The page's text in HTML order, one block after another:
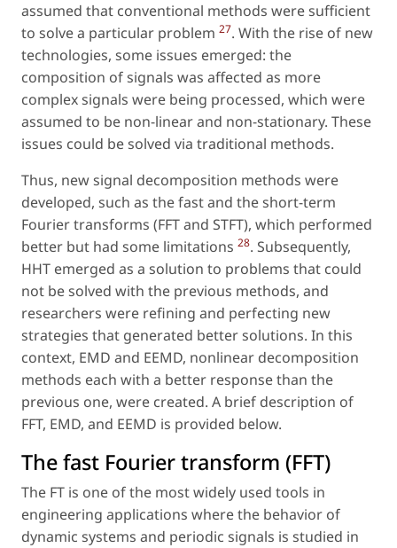
assumed that conventional methods were sufficient
to solve a particular problem 27. With the rise of new
technologies, some issues emerged: the
composition of signals was affected as more
complex signals were being processed, which were
assumed to be non-linear and non-stationary. These
issues could be solved via traditional methods.
Thus, new signal decomposition methods were
developed, such as the fast and the short-term
Fourier transforms (FFT and STFT), which performed
better but had some limitations 28. Subsequently,
HHT emerged as a solution to problems that could
not be solved with the previous methods, and
researchers were refining and perfecting new
strategies that generated better solutions. In this
context, EMD and EEMD, nonlinear decomposition
methods each with a better response than the
previous one, were created. A brief description of
FFT, EMD, and EEMD is provided below.
The fast Fourier transform (FFT)
The FT is one of the most widely used tools in
engineering applications where the behavior of
dynamic systems and periodic signals is studied in